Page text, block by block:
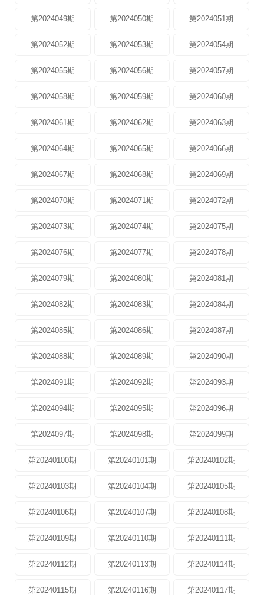
第2024049期 第2024050期 第2024051期
第2024052期 第2024053期 第2024054期
第2024055期 第2024056期 第2024057期
第2024058期 第2024059期 第2024060期
第2024061期 第2024062期 第2024063期
第2024064期 第2024065期 第2024066期
第2024067期 第2024068期 第2024069期
第2024070期 第2024071期 第2024072期
第2024073期 第2024074期 第2024075期
第2024076期 第2024077期 第2024078期
第2024079期 第2024080期 第2024081期
第2024082期 第2024083期 第2024084期
第2024085期 第2024086期 第2024087期
第2024088期 第2024089期 第2024090期
第2024091期 第2024092期 第2024093期
第2024094期 第2024095期 第2024096期
第2024097期 第2024098期 第2024099期
第20240100期 第20240101期 第20240102期
第20240103期 第20240104期 第20240105期
第20240106期 第20240107期 第20240108期
第20240109期 第20240110期 第20240111期
第20240112期 第20240113期 第20240114期
第20240115期 第20240116期 第20240117期